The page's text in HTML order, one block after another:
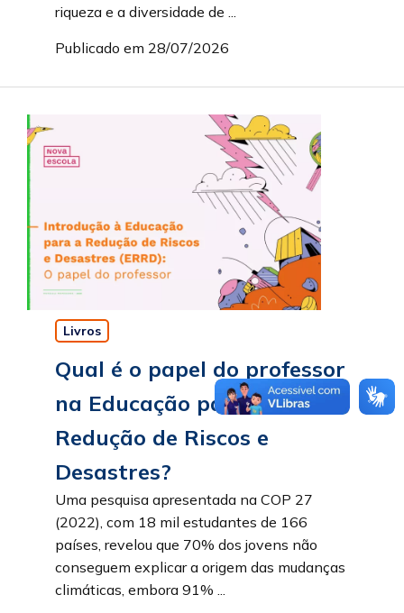
riqueza e a diversidade de ...
Publicado em 28/07/2026
Livros
Qual é o papel do professor
na Educação para a
Redução de Riscos e
Desastres?
Uma pesquisa apresentada na COP 27
(2022), com 18 mil estudantes de 166
países, revelou que 70% dos jovens não
conseguem explicar a origem das mudanças
climáticas, embora 91% ...